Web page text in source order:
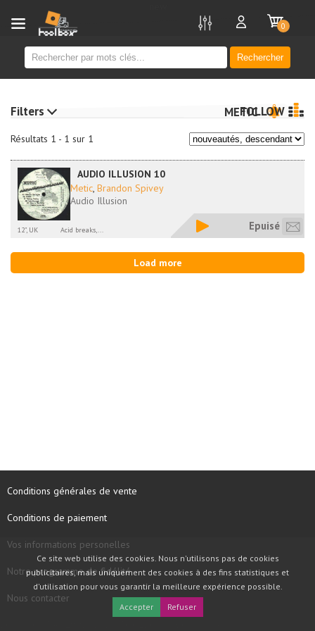
Rechercher
0
Résultats 1 - 1 sur 1
METIC
FOLLOW
AUDIO ILLUSION 10
Metic, Brandon Spivey
Audio Illusion
12", UK Acid breaks,... Epuisé
Load more
Filters
Conditions générales de vente
Conditions de paiement
Vos informations personelles
Notre programme de fidélité
Nous contacter
Ce site web utilise des cookies. Nous n'utilisons pas de cookies
publicitaires, mais uniquement des cookies à des fins statistiques et
d'utilisation pour vous garantir la meilleure expérience possible.
Accepter
Refuser